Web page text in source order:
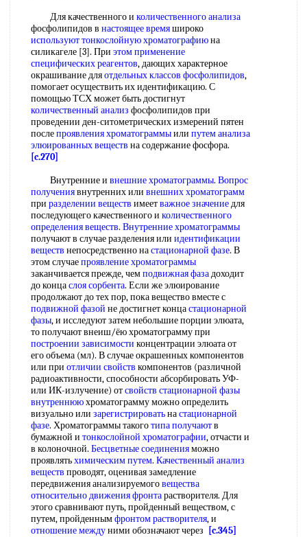
Для качественного и количественного анализа
фосфолипидов в настоящее времяшироко
используют тонкослойную хроматографиюна
силикагеле [3]. При этом применение
специфических реагентов, дающих характерное
окрашивание дляотдельных классов фосфолипидов,
помогает осуществить их идентификацию. С
помощью ТСХ может быть достигнут
количественный анализ фосфолипидов при
проведении ден-ситометрических измерений пятен
послепроявления хроматограммыили путем анализа
элюированных веществ на содержание фосфора.
[c.270]
Внутренние и внешние хроматограммы. Вопрос
получениявнутренних или внешних хроматограмм
при разделении веществ имеетважное значениедля
последующего качественного и количественного
определения веществ. Внутренние хроматограммы
получают в случае разделения или идентификации
веществ непосредственно настационарной фазе. В
этом случаепроявление хроматограммы
заканчивается прежде, чемподвижная фазадоходит
до концаслоя сорбента. Если же элюирование
продолжают до тех пор, пока вещество вместе с
подвижной фазой не достигнет концастационарной
фазы, и исследуют затем небольшие порции элюата,
то получают внеиш/ёю хроматограмму при
построении зависимости концентрации элюата от
его объема (мл). В случае окрашенных компонентов
или при отличии свойств компонентов (различной
радиоактивности, способности абсорбировать УФ-
или ИК-излучение) отсвойств стационарной фазы
внутреннююхроматограмму можно определить
визуально или зарегистрироватьнастационарной
фазе. Хроматограммы такоготипа получаютв
бумажной и тонкослойной хроматографии, отчасти и
в колоночной. Бесцветные соединенияможно
проявлятьхимическим путем. Качественный анализ
веществ проводят, оценивая замедление
передвижения анализируемоговещества
относительнодвижения фронтарастворителя. Для
этого сравнивают путь, пройденный веществом, с
путем, пройденнымфронтом растворителя, и
отношение междуними обозначают через
[c.345]